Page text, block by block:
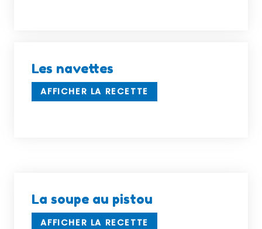
Les navettes
AFFICHER LA RECETTE
La soupe au pistou
AFFICHER LA RECETTE